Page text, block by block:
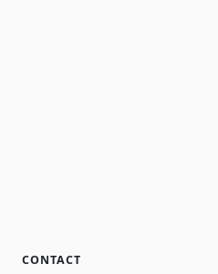
CONTACT